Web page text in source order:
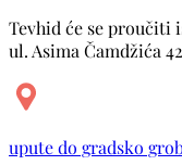
Tevhid će se proučiti
ul. Asima Čamdžića
upute do gradsko